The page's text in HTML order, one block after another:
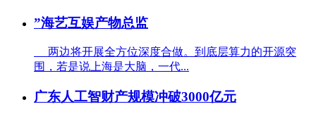
”海艺互娱产物总监
两边将开展全方位深度合做。到底层算力的开源突
围，若是说上海是大脑，一代...
广东人工智财产规模冲破3000亿元